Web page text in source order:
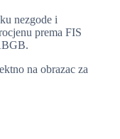
nezgode i
prema FIS
na obrazac za